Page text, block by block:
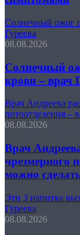
Солнечный ожог
Гуреева
08.08.2026
Солнечный
крови – врач
Врач Андреева
потоотделения –
08.08.2026
Врач
чрезмерного
можно
Эти 3 напитка
Гуреева
08.08.2026